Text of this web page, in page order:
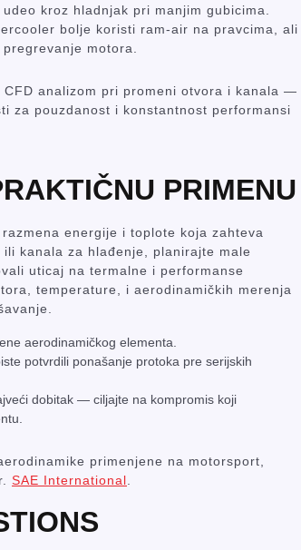
kroz hladnjak pri manjim gubicima.
bolje koristi ram-air na pravcima, ali
motora.
analizom pri promeni otvora i kanala —
za pouzdanost i konstantnost performansi
PRIMENU
energije i toplote koja zahteva
kanala za hlađenje, planirajte male
uticaj na termalne i performanse
temperature, i aerodinamičkih merenja
aerodinamičkog elementa.
potvrdili ponašanje protoka pre serijskih
dobitak — ciljajte na kompromis koji
primenjene na motorsport,
SAE International.